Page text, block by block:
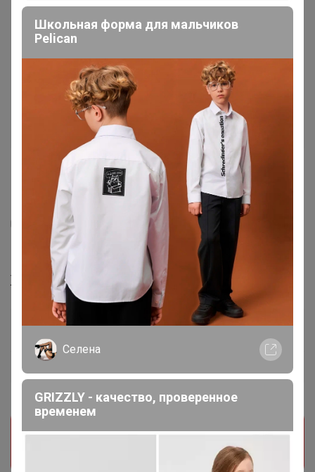
Полуботинки женские 22СМФ 35-37 Серый
Женщина
1 443р Орг.
470,12р× 4 платежа в Сплит
приостановлен организатором. Поставьте отметку
мне нравится и мы обязательно сообщим как
Школьная форма для мальчиков
Pelican
Селена
GRIZZLY - качество, проверенное
временем